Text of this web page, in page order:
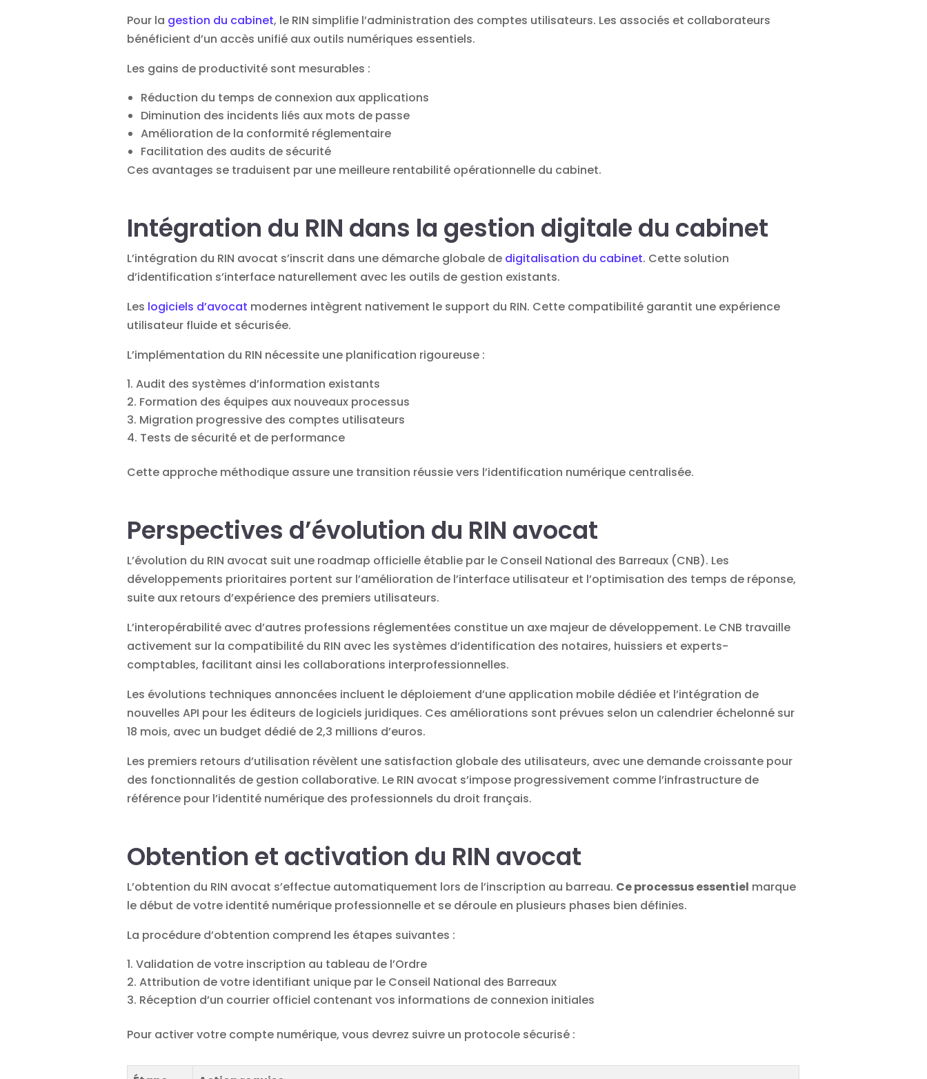
Pour la gestion du cabinet, le RIN simplifie l’administration des comptes utilisateurs. Les associés et collaborateurs
bénéficient d’un accès unifié aux outils numériques essentiels.
Les gains de productivité sont mesurables :
Réduction du temps de connexion aux applications
Diminution des incidents liés aux mots de passe
Amélioration de la conformité réglementaire
Facilitation des audits de sécurité
Ces avantages se traduisent par une meilleure rentabilité opérationnelle du cabinet.
Intégration du RIN dans la gestion digitale du cabinet
L’intégration du RIN avocat s’inscrit dans une démarche globale de digitalisation du cabinet. Cette solution
d’identification s’interface naturellement avec les outils de gestion existants.
Les logiciels d’avocat modernes intègrent nativement le support du RIN. Cette compatibilité garantit une expérience
utilisateur fluide et sécurisée.
L’implémentation du RIN nécessite une planification rigoureuse :
Audit des systèmes d’information existants
Formation des équipes aux nouveaux processus
Migration progressive des comptes utilisateurs
Tests de sécurité et de performance
Cette approche méthodique assure une transition réussie vers l’identification numérique centralisée.
Perspectives d’évolution du RIN avocat
L’évolution du RIN avocat suit une roadmap officielle établie par le Conseil National des Barreaux (CNB). Les
développements prioritaires portent sur l’amélioration de l’interface utilisateur et l’optimisation des temps de réponse,
suite aux retours d’expérience des premiers utilisateurs.
L’interopérabilité avec d’autres professions réglementées constitue un axe majeur de développement. Le CNB travaille
activement sur la compatibilité du RIN avec les systèmes d’identification des notaires, huissiers et experts-
comptables, facilitant ainsi les collaborations interprofessionnelles.
Les évolutions techniques annoncées incluent le déploiement d’une application mobile dédiée et l’intégration de
nouvelles API pour les éditeurs de logiciels juridiques. Ces améliorations sont prévues selon un calendrier échelonné sur
18 mois, avec un budget dédié de 2,3 millions d’euros.
Les premiers retours d’utilisation révèlent une satisfaction globale des utilisateurs, avec une demande croissante pour
des fonctionnalités de gestion collaborative. Le RIN avocat s’impose progressivement comme l’infrastructure de
référence pour l’identité numérique des professionnels du droit français.
Obtention et activation du RIN avocat
L’obtention du RIN avocat s’effectue automatiquement lors de l’inscription au barreau. Ce processus essentiel marque
le début de votre identité numérique professionnelle et se déroule en plusieurs phases bien définies.
La procédure d’obtention comprend les étapes suivantes :
Validation de votre inscription au tableau de l’Ordre
Attribution de votre identifiant unique par le Conseil National des Barreaux
Réception d’un courrier officiel contenant vos informations de connexion initiales
Pour activer votre compte numérique, vous devrez suivre un protocole sécurisé :